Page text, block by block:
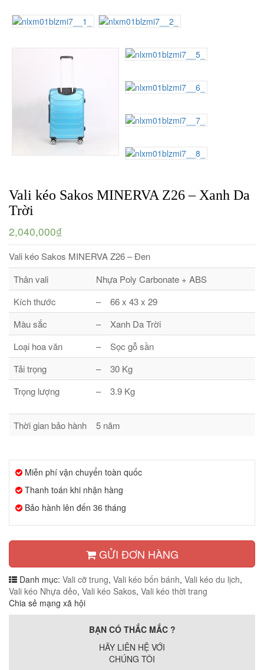
Vali kéo Sakos MINERVA Z26 – Xanh Da
Trời
2,040,000₫
Vali kéo Sakos MINERVA Z26 – Đen
Thân vali
Nhựa Poly Carbonate + ABS
Kích thước
– 66 x 43 x 29
Màu sắc
– Xanh Da Trời
Loại hoa văn
– Sọc gỗ sần
Tải trọng
– 30 Kg
Trọng lượng
– 3.9 Kg
Thời gian bảo hành 5 năm
Miễn phí vận chuyển toàn quốc
Thanh toán khi nhận hàng
Bảo hành lên đến 36 tháng
GỬI ĐƠN HÀNG
Danh mục: Vali cỡ trung, Vali kéo bốn bánh, Vali kéo du lịch,
Vali kéo Nhựa dẻo, Vali kéo Sakos, Vali kéo thời trang
Chia sẻ mạng xã hội
BẠN CÓ THẮC MẮC ?
HÃY LIÊN HỆ VỚI
CHÚNG TÔI